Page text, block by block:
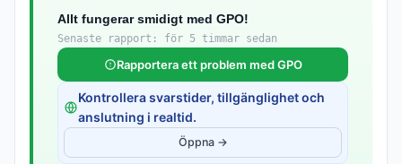
Allt fungerar smidigt med GPO!
Senaste rapport: för 5 timmar sedan
Rapportera ett problem med GPO
Kontrollera svarstider, tillgänglighet och
anslutning i realtid.
Öppna →